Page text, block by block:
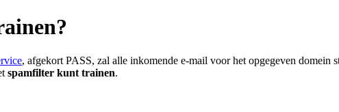
, afgekort PASS, zal alle inkomende e-mail voor het opgegeven
spamfilter kunt trainen.